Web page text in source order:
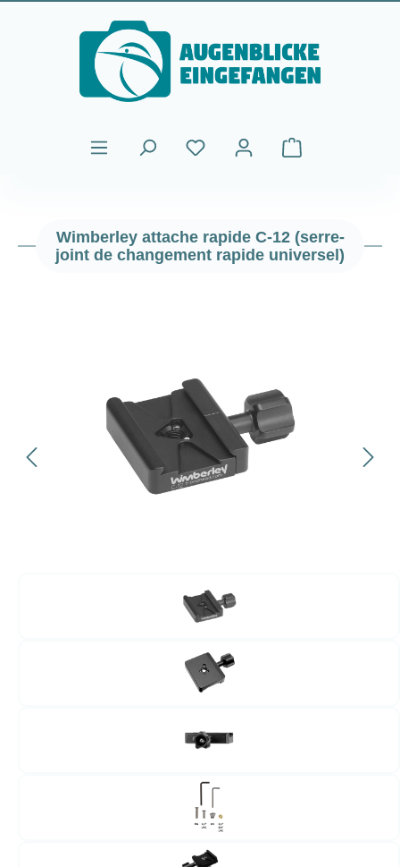
Passer au contenu principal
Le panier
Wimberley attache rapide C-12 (serre-
joint de changement rapide universel)